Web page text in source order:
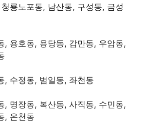
룡노포동, 남산동, 구성동, 금성
, 용호동, 용당동, 감만동, 우암동,
, 수정동, 범일동, 좌천동
, 명장동, 복산동, 사직동, 수민동,
, 온천동